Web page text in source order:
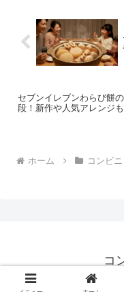
セブンイレブンわらび餅
段！新作や人気アレンジ
ホーム コンビニ
コ
©